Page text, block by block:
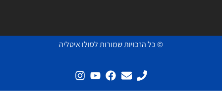
© כל הזכויות שמורות לסולו איטליה